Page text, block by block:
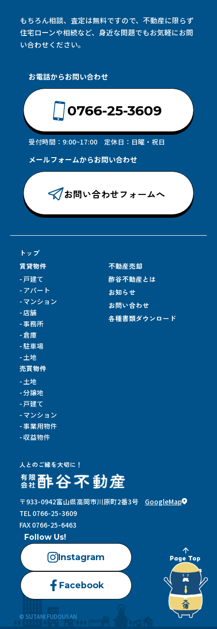
当社は、取得した個人情報を以下の目的で利用しま
す。
①当社サービスに関するお問い合わせ等への対応
5.第三者提供
当社は、法令に定められた場合を除き、あらかじめ
利用者の同意を得ないで、第三者（日本国外にある
も者を含みます。）に個人情報を提供しません。
6.開示、訂正、利用停止、削除
当社は、利用者から個人情報の開示、訂正、利用停
止、削除を求められたときは、法令に定められた場
合を除き、本人確認の上で、遅滞なく開示を行いま
す。
ただし、個人情報の開示につきましては、手数料を
頂戴する場合が御座います、あらかじめご了承くだ
個人情報の取り扱いに関するお問い合わせは、下記
の窓口までお願いいたします。
電話番号：0766-25-3609
8.プライバシーポリシー
当社は、必要に応じて、本ポリシーを変更いたしま
す。
なお、本ポリシーを変更する場合は、その内容を当
社のウェブサイト上で表示いたします。
もちろん相談、査定は無料ですので、不動産に限らず
住宅ローンや相続など、 身近な問題でもお気軽にお問
い合わせください。
お電話からお問い合わせ
0766-25-3609
受付時間：9:00~17:00 定休日：日曜・祝日
メールフォームからお問い合わせ
お問い合わせフォームへ
トップ
賃貸物件
戸建て
アパート
マンション
店舗
事務所
倉庫
駐車場
土地
売買物件
土地
分譲地
戸建て
マンション
事業用物件
収益物件
不動産売却
酢谷不動産とは
お知らせ
お問い合わせ
各種書類ダウンロード
人とのご縁を大切に！
〒933-0942富山県高岡市川原町2番3号
GoogleMap
TEL 0766-25-3609
FAX 0766-25-6463
Follow Us!
Instagram
Facebook
© SUTANI FUDOUSAN